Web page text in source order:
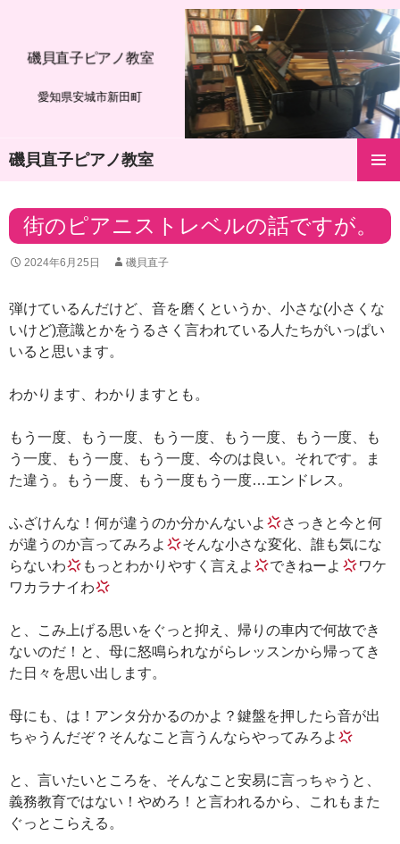
愛知県安城市新田町
磯貝直子ピアノ教室
磯貝直子ピアノ教室
テ
へ
キ
ッ
街のピアニストレベルの話ですが。
2024年6月25日 磯貝直子
弾けているんだけど、音を磨くというか、小さな(小さくな
いけど)意識とかをうるさく言われている人たちがいっぱい
いると思います。
わかります、わかりますとも。
もう一度、もう一度、もう一度、もう一度、もう一度、も
う一度、もう一度、もう一度、今のは良い。それです。ま
た違う。もう一度、もう一度もう一度…エンドレス。
ふざけんな！何が違うのか分かんないよ
さっきと今と何
が違うのか言ってみろよ
そんな小さな変化、誰も気にな
らないわ
もっとわかりやすく言えよ できねーよ
ワケ
ワカラナイわ
と、こみ上げる思いをぐっと抑え、帰りの車内で何故でき
ないのだ！と、母に怒鳴られながらレッスンから帰ってき
た日々を思い出します。
母にも、は！アンタ分かるのかよ？鍵盤を押したら音が出
ちゃうんだぞ？そんなこと言うんならやってみろよ
と、言いたいところを、そんなこと安易に言っちゃうと、
義務教育ではない！やめろ！と言われるから、これもまた
ぐっとこらえる。